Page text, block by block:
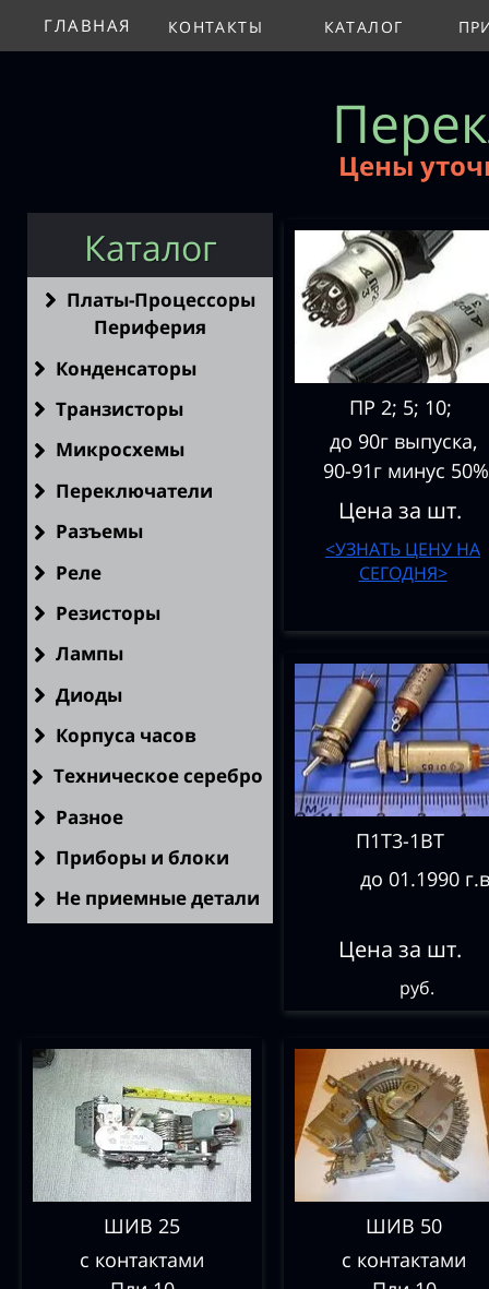
ГЛАВНАЯ КОНТАКТЫ КАТАЛОГ
Цены
Каталог
Платы-Процессоры
Периферия
Конденсаторы
Транзисторы
Микросхемы
Переключатели
Разъемы
Реле
Резисторы
Лампы
Диоды
Корпуса часов
Техническое серебро
Разное
Приборы и блоки
Не приемные детали
ПР 2; 5; 10;
до 90г выпуска,
90-91г минус 50%
Цена за шт.
<УЗНАТЬ ЦЕНУ НА
СЕГОДНЯ>
П1Т3-1ВТ
до 01.1990
Цена за шт.
руб.
ШИВ 25
с контактами
ШИВ 50
с контактами